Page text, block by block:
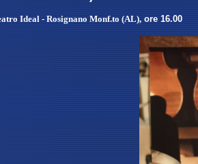
Ideal - Rosignano Monf.to (AL), ore 16.00